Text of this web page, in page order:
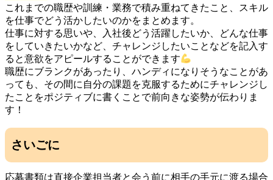
これまでの職歴や訓練・業務で積み重ねてきたこと、スキル
を仕事でどう活かしたいのかをまとめます。
仕事に対する思いや、入社後どう活躍したいか、どんな仕事
をしていきたいかなど、チャレンジしたいことなどを記入す
ると意欲をアピールすることができます
職歴にブランクがあったり、ハンディになりそうなことがあ
っても、その間に自分の課題を克服するためにチャレンジし
たことをポジティブに書くことで前向きな姿勢が伝わりま
す！
さいごに
応募書類は直接企業担当者と会う前に相手の手元に渡る場合